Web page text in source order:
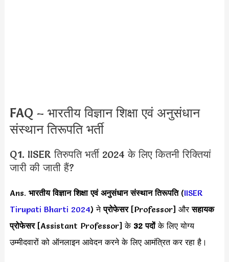
FAQ – भारतीय विज्ञान शिक्षा एवं अनुसंधान
संस्थान तिरूपति भर्ती
Q1. IISER तिरुपति भर्ती 2024 के लिए कितनी रिक्तियां
जारी की जाती हैं?
Ans. भारतीय विज्ञान शिक्षा एवं अनुसंधान संस्थान तिरूपति(IISER
Tirupati Bharti 2024) नेप्रोफेसर[Professor] औरसहायक
प्रोफेसर[Assistant Professor] के 32 पदोंके लिए योग्य
उम्मीदवारों को ऑनलाइन आवेदन करने के लिए आमंत्रित कर रहा है।